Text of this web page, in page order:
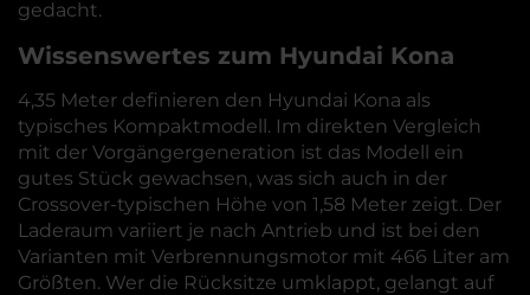
gedacht.
Wissenswertes zum Hyundai Kona
4,35 Meter definieren den Hyundai Kona als
typisches Kompaktmodell. Im direkten Vergleich
mit der Vorgängergeneration ist das Modell ein
gutes Stück gewachsen, was sich auch in der
Crossover-typischen Höhe von 1,58 Meter zeigt. Der
Laderaum variiert je nach Antrieb und ist bei den
Varianten mit Verbrennungsmotor mit 466 Liter am
Größten. Wer die Rücksitze umklappt, gelangt auf